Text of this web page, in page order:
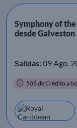
Symphony of the
desde Galveston
Salidas: 09 Ago.
50$ de Crédito a